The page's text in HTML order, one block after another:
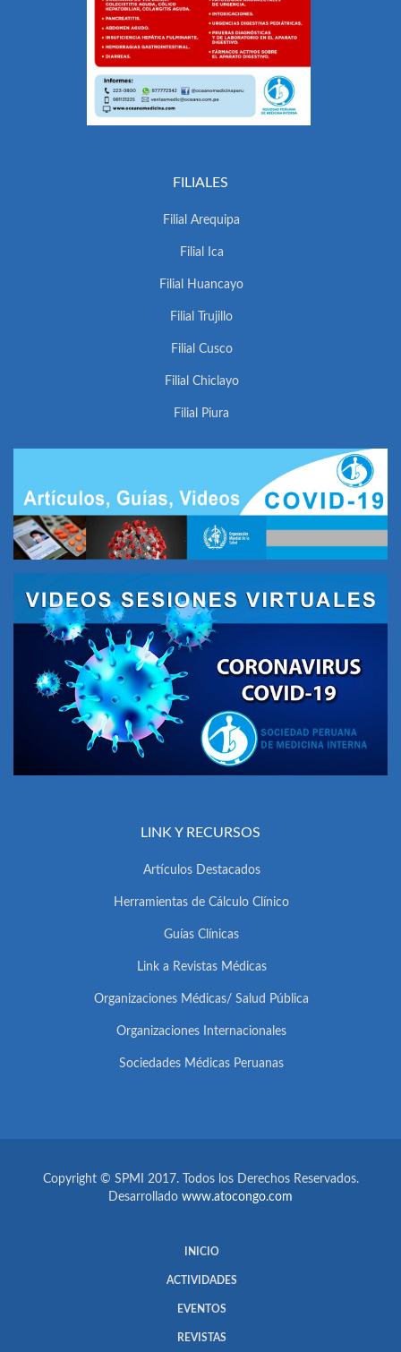
FILIALES
Filial Arequipa
Filial Ica
Filial Huancayo
Filial Trujillo
Filial Cusco
Filial Chiclayo
Filial Piura
LINK Y RECURSOS
Artículos Destacados
Herramientas de Cálculo Clínico
Guías Clínicas
Link a Revistas Médicas
Organizaciones Médicas/ Salud Pública
Organizaciones Internacionales
Sociedades Médicas Peruanas
Copyright © SPMI 2017. Todos los Derechos Reservados.
Desarrollado www.atocongo.com
INICIO
ACTIVIDADES
EVENTOS
REVISTAS